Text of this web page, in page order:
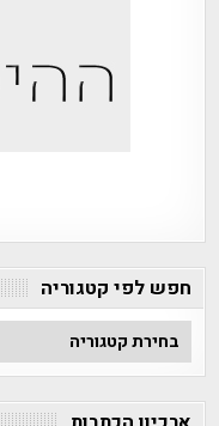
חפש לפי קטגוריה
חפש
לפי